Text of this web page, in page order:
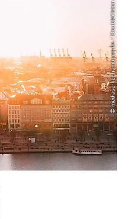
© mediaserver.hamburg.de / DoubleVision